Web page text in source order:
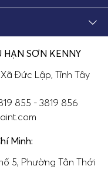
HẠN SƠN KENNY
Đức Lập, Tỉnh Tây
855 - 3819 856
Minh:
5, Phường Tân Thới